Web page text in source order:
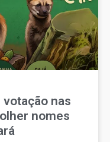
votação nas
nomes